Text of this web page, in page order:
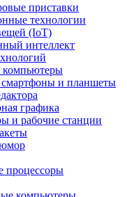
приставки
технологии
(IoT)
интеллект
компьютеры
смартфоны и планшеты
графика
и рабочие станции
процессоры